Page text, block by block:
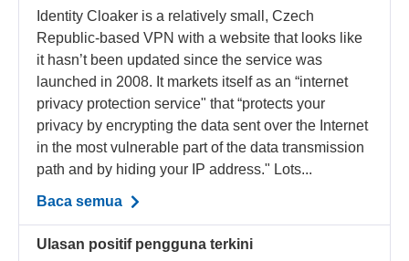
Identity Cloaker is a relatively small, Czech
Republic-based VPN with a website that looks like
it hasn’t been updated since the service was
launched in 2008. It markets itself as an “internet
privacy protection service" that “protects your
privacy by encrypting the data sent over the Internet
in the most vulnerable part of the data transmission
path and by hiding your IP address." Lots...
Baca semua
Ulasan positif pengguna terkini